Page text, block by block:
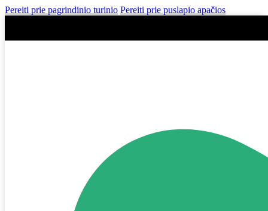
Pereiti prie pagrindinio turinio Pereiti prie puslapio apačios